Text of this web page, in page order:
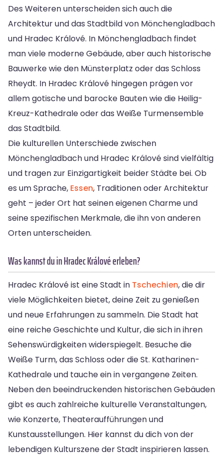
Des Weiteren unterscheiden sich auch die
Architektur und das Stadtbild von Mönchengladbach
und Hradec Králové. In Mönchengladbach findet
man viele moderne Gebäude, aber auch historische
Bauwerke wie den Münsterplatz oder das Schloss
Rheydt. In Hradec Králové hingegen prägen vor
allem gotische und barocke Bauten wie die Heilig-
Kreuz-Kathedrale oder das Weiße Turmensemble
das Stadtbild.
Die kulturellen Unterschiede zwischen
Mönchengladbach und Hradec Králové sind vielfältig
und tragen zur Einzigartigkeit beider Städte bei. Ob
es um Sprache, Essen, Traditionen oder Architektur
geht – jeder Ort hat seinen eigenen Charme und
seine spezifischen Merkmale, die ihn von anderen
Orten unterscheiden.
Was kannst du in Hradec Králové erleben?
Hradec Králové ist eine Stadt in Tschechien, die dir
viele Möglichkeiten bietet, deine Zeit zu genießen
und neue Erfahrungen zu sammeln. Die Stadt hat
eine reiche Geschichte und Kultur, die sich in ihren
Sehenswürdigkeiten widerspiegelt. Besuche die
Weiße Turm, das Schloss oder die St. Katharinen-
Kathedrale und tauche ein in vergangene Zeiten.
Neben den beeindruckenden historischen Gebäuden
gibt es auch zahlreiche kulturelle Veranstaltungen,
wie Konzerte, Theateraufführungen und
Kunstausstellungen. Hier kannst du dich von der
lebendigen Kulturszene der Stadt inspirieren lassen.